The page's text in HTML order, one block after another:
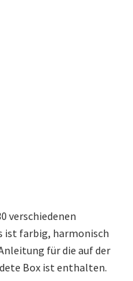
verschiedenen
ist farbig, harmonisch
für die auf der
Box ist enthalten.